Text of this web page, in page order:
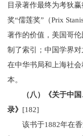
目录著作最终为考狄
奖“儒莲奖”（Prix
著作的价值，美国哥
制了索引；中国学界
在中华书局和上海社
本。
（八）《关于中
录》 [182]
该书于1882年在